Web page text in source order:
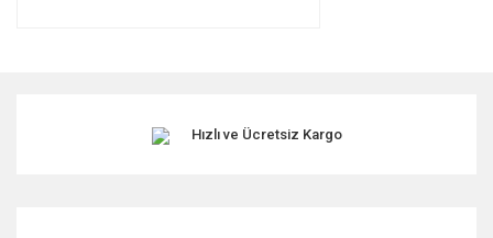
Hızlı ve Ücretsiz Kargo